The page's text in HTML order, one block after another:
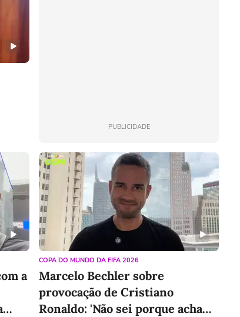
Apenas 12x de
R$ 14,95
Total de R$ 179,40 por 12 meses
Conhecer produto
PUBLICIDADE
a
COPA DO MUNDO DA FIFA 2026
Marcelo Bechler sobre
provocação de Cristiano
Ronaldo: 'Não sei porque acha